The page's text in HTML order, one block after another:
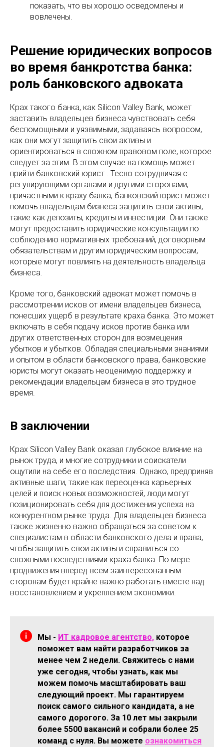
показать, что вы хорошо осведомлены и
вовлечены.
Решение юридических вопросов
во время банкротства банка:
роль банковского адвоката
Крах такого банка, как Silicon Valley Bank, может
заставить владельцев бизнеса чувствовать себя
беспомощными и уязвимыми, задаваясь вопросом,
как они могут защитить свои активы и
ориентироваться в сложном правовом поле, которое
следует за этим. В этом случае на помощь может
прийти банковский юрист . Тесно сотрудничая с
регулирующими органами и другими сторонами,
причастными к краху банка, банковский юрист может
помочь владельцам бизнеса защитить свои активы,
такие как депозиты, кредиты и инвестиции. Они также
могут предоставить юридические консультации по
соблюдению нормативных требований, договорным
обязательствам и другим юридическим вопросам,
которые могут повлиять на деятельность владельца
бизнеса.
Кроме того, банковский адвокат может помочь в
рассмотрении исков от имени владельцев бизнеса,
понесших ущерб в результате краха банка. Это может
включать в себя подачу исков против банка или
других ответственных сторон для возмещения
убытков и убытков. Обладая специальными знаниями
и опытом в области банковского права, банковские
юристы могут оказать неоценимую поддержку и
рекомендации владельцам бизнеса в это трудное
время.
В заключении
Крах Silicon Valley Bank оказал глубокое влияние на
рынок труда, и многие сотрудники и соискатели
ощутили на себе его последствия. Однако, предприняв
активные шаги, такие как переоценка карьерных
целей и поиск новых возможностей, люди могут
позиционировать себя для достижения успеха на
конкурентном рынке труда. Для владельцев бизнеса
также жизненно важно обращаться за советом к
специалистам в области банковского дела и права,
чтобы защитить свои активы и справиться со
сложными последствиями краха банка. По мере
продвижения вперед всем заинтересованным
сторонам будет крайне важно работать вместе над
восстановлением и укреплением экономики.
Мы - ИТ кадровое агентство, которое
поможет вам найти разработчиков за
менее чем 2 недели. Свяжитесь с нами
уже сегодня, чтобы узнать, как мы
можем помочь масштабировать ваш
следующий проект. Мы гарантируем
поиск самого сильного кандидата, а не
самого дорогого. За 10 лет мы закрыли
более 5500 вакансий и собрали более 25
команд с нуля. Вы можете ознакомиться